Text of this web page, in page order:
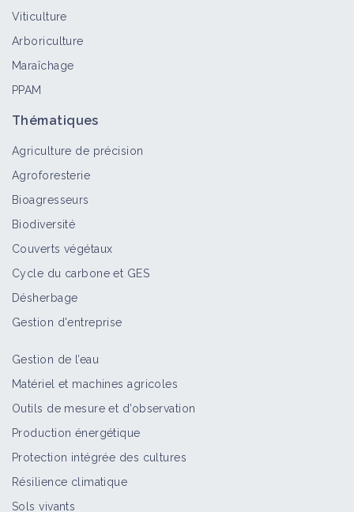
Sésies
Viticulture
Arboriculture
Maraîchage
PPAM
Thématiques
Agriculture de précision
Agroforesterie
Bioagresseurs
Biodiversité
Couverts végétaux
Cycle du carbone et GES
Désherbage
Gestion d'entreprise
Gestion de l’eau
Matériel et machines agricoles
Outils de mesure et d’observation
Production énergétique
Protection intégrée des cultures
Résilience climatique
Sols vivants